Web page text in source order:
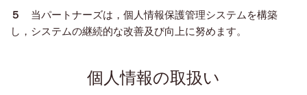
５
当パートナーズは，個人情報保護管理システムを構築
し，システムの継続的な改善及び向上に努めます。
個人情報の取扱い